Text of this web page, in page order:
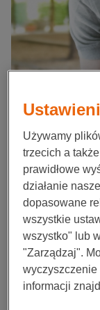
Aktualności
Używamy
trzecich a
prawidłowe
działanie
dopasowane
wszystkie
wszystko" lub
"Zarządzaj".
informacji